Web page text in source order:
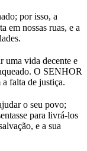
por isso, a
em nossas ruas, e a
uma vida decente e
O SENHOR
falta de justiça.
o seu povo;
para livrá-los
e a sua